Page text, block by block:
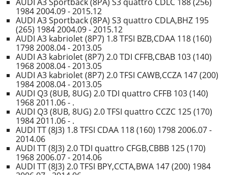
1984 2004.09 - 2015.12
AUDI A3 Sportback (8PA) S3 quattro CDLA,BHZ 195
(265) 1984 2004.09 - 2015.12
AUDI A3 kabriolet (8P7) 1.8 TFSI BZB,CDAA 118 (160)
1798 2008.04 - 2013.05
AUDI A3 kabriolet (8P7) 2.0 TDI CFFB,CBAB 103 (140)
1968 2008.04 - 2013.05
AUDI A3 kabriolet (8P7) 2.0 TFSI CAWB,CCZA 147 (200)
1984 2008.04 - 2013.05
AUDI Q3 (8UB, 8UG) 2.0 TDI quattro CFFB 103 (140)
1968 2011.06 - .
AUDI Q3 (8UB, 8UG) 2.0 TFSI quattro CCZC 125 (170)
1984 2011.06 - .
AUDI TT (8J3) 1.8 TFSI CDAA 118 (160) 1798 2006.07 -
2014.06
AUDI TT (8J3) 2.0 TDI quattro CFGB,CBBB 125 (170)
1968 2006.07 - 2014.06
AUDI TT (8J3) 2.0 TFSI BPY,CCTA,BWA 147 (200) 1984